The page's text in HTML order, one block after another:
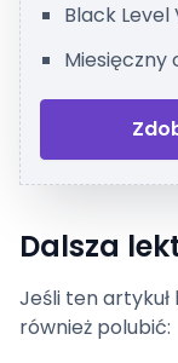
Black Level
Dalsza
Jeśli ten artykuł
również polubić: